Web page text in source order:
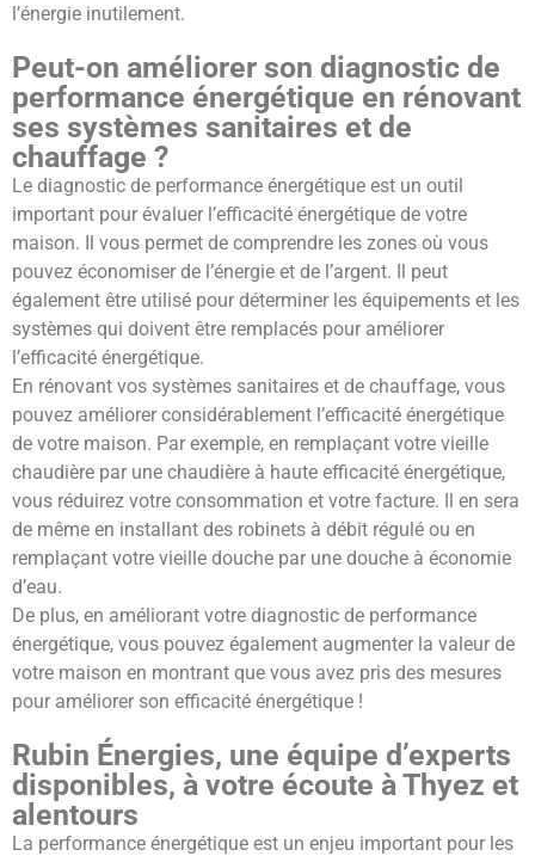
l’énergie inutilement.
Peut-on améliorer son diagnostic de
performance énergétique en rénovant
ses systèmes sanitaires et de
chauffage ?
Le diagnostic de performance énergétique est un outil
important pour évaluer l’efficacité énergétique de votre
maison. Il vous permet de comprendre les zones où vous
pouvez économiser de l’énergie et de l’argent. Il peut
également être utilisé pour déterminer les équipements et les
systèmes qui doivent être remplacés pour améliorer
l’efficacité énergétique.
En rénovant vos systèmes sanitaires et de chauffage, vous
pouvez améliorer considérablement l’efficacité énergétique
de votre maison. Par exemple, en remplaçant votre vieille
chaudière par une chaudière à haute efficacité énergétique,
vous réduirez votre consommation et votre facture. Il en sera
de même en installant des robinets à débit régulé ou en
remplaçant votre vieille douche par une douche à économie
d’eau.
De plus, en améliorant votre diagnostic de performance
énergétique, vous pouvez également augmenter la valeur de
votre maison en montrant que vous avez pris des mesures
pour améliorer son efficacité énergétique !
Rubin Énergies, une équipe d’experts
disponibles, à votre écoute à Thyez et
alentours
La performance énergétique est un enjeu important pour les